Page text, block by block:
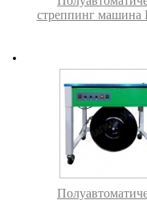
стреппинг машина